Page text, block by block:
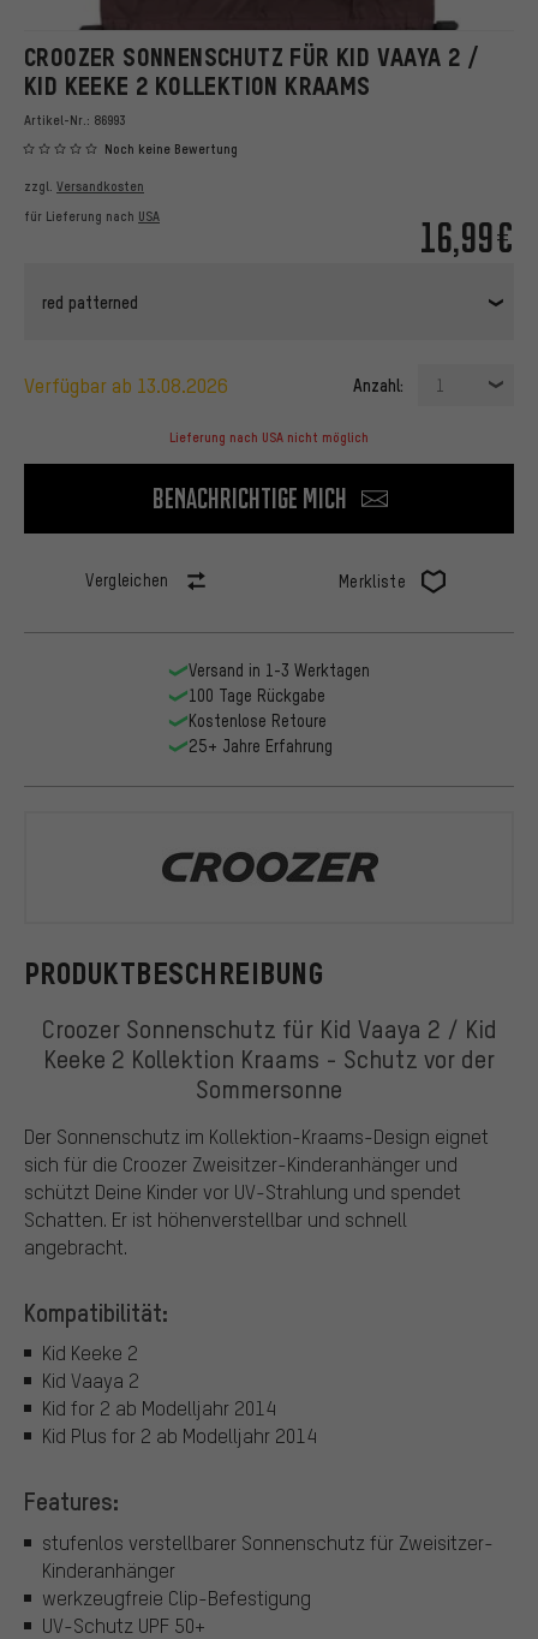
CROOZER SONNENSCHUTZ FÜR KID VAAYA 2 /
KID KEEKE 2 KOLLEKTION KRAAMS
Artikel-Nr.: 86993
Noch keine Bewertung
16,99€
zzgl. Versandkosten
für Lieferung nach USA
red patterned
verfügbar ab 13.08.2026 Anzahl: 1
Lieferung nach USA nicht möglich
Benachrichtige mich
Vergleichen Merkliste
PRODUKTBESCHREIBUNG
Croozer Sonnenschutz für Kid Vaaya 2 / Kid
Keeke 2 Kollektion Kraams - Schutz vor der
Sommersonne
Der Sonnenschutz im Kollektion-Kraams-Design eignet
sich für die Croozer Zweisitzer-Kinderanhänger und
schützt Deine Kinder vor UV-Strahlung und spendet
Schatten. Er ist höhenverstellbar und schnell
angebracht.
Kompatibilität:
Kid Keeke 2
Kid Vaaya 2
Kid for 2 ab Modelljahr 2014
Kid Plus for 2 ab Modelljahr 2014
Features:
stufenlos verstellbarer Sonnenschutz für Zweisitzer-
Kinderanhänger
werkzeugfreie Clip-Befestigung
UV-Schutz UPF 50+
Versand in 1-3 Werktagen
100 Tage Rückgabe
Kostenlose Retoure
25+ Jahre Erfahrung